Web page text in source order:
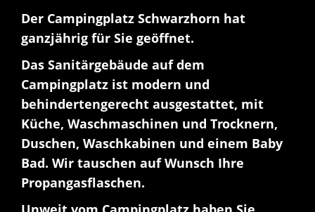
Der Campingplatz Schwarzhorn hat
ganzjährig für Sie geöffnet.
Das Sanitärgebäude auf dem
Campingplatz ist modern und
behindertengerecht ausgestattet, mit
Küche, Waschmaschinen und Trocknern,
Duschen, Waschkabinen und einem Baby
Bad. Wir tauschen auf Wunsch Ihre
Propangasflaschen.